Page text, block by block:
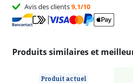
Avis des clients9,1/10
Produits similaires et
Produit actuel